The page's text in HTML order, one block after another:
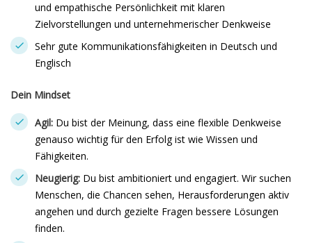
und empathische Persönlichkeit mit klaren
Zielvorstellungen und unternehmerischer Denkweise
Sehr gute Kommunikationsfähigkeiten in Deutsch und
Englisch
Dein Mindset
Agil: Du bist der Meinung, dass eine flexible Denkweise
genauso wichtig für den Erfolg ist wie Wissen und
Fähigkeiten.
Neugierig: Du bist ambitioniert und engagiert. Wir suchen
Menschen, die Chancen sehen, Herausforderungen aktiv
angehen und durch gezielte Fragen bessere Lösungen
finden.